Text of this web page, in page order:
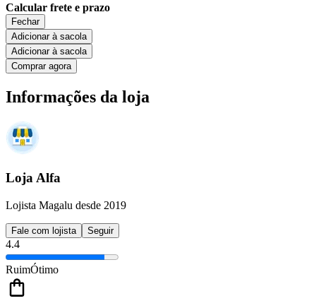
Calcular frete e prazo
Fechar
Adicionar à sacola
Adicionar à sacola
Comprar agora
Informações da loja
Loja Alfa
Lojista Magalu desde 2019
Fale com lojista Seguir
4.4
RuimÓtimo